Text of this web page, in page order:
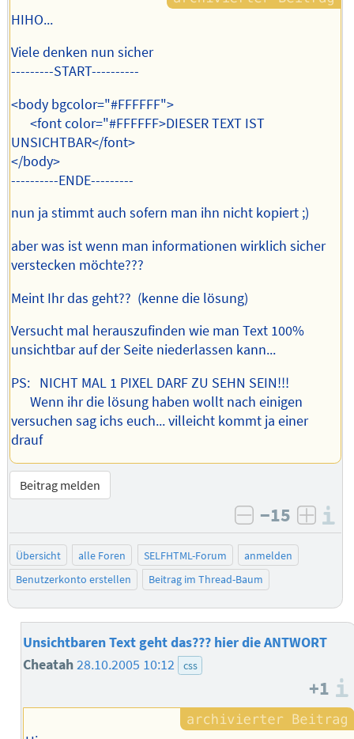
HIHO...
Viele denken nun sicher
---------START----------
<body bgcolor="#FFFFFF">
<font color="#FFFFFF>DIESER TEXT IST
UNSICHTBAR</font>
</body>
----------ENDE---------
nun ja stimmt auch sofern man ihn nicht kopiert ;)
aber was ist wenn man informationen wirklich sicher
verstecken möchte???
Meint Ihr das geht?? (kenne die lösung)
Versucht mal herauszufinden wie man Text 100%
unsichtbar auf der Seite niederlassen kann...
PS: NICHT MAL 1 PIXEL DARF ZU SEHN SEIN!!!
Wenn ihr die lösung haben wollt nach einigen
versuchen sag ichs euch... villeicht kommt ja einer
drauf
Beitrag melden
negativ
−15
Übersicht alle Foren SELFHTML-Forum
anmelden
Benutzerkonto erstellen
Beitrag im Thread-Baum
Unsichtbaren Text geht das??? hier die ANTWORT
Cheatah28.10.2005 10:12 css
+1